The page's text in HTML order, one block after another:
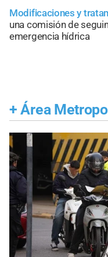
Modificaciones y
una comisión de
emergencia hídrica
+ Área